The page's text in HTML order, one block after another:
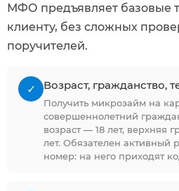
МФО предъявляет базовые
клиенту, без сложных
поручителей.
✓ Возраст, гражданство,
Получить микрозайм на
совершеннолетний
возраст — 18 лет, верхняя
лет. Обязателен активный
номер: на него приходят